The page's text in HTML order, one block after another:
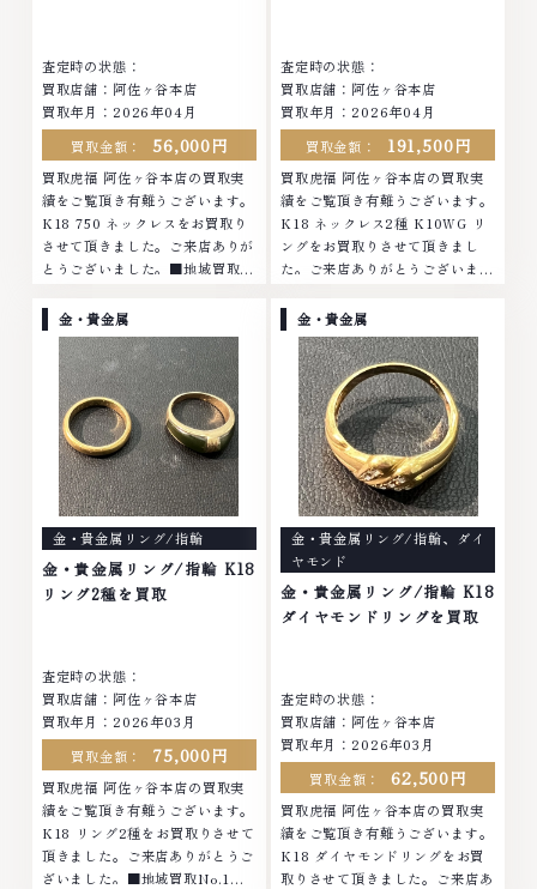
査定時の状態：
買取店舗：阿佐ヶ谷本店
買取年月： 2026年04月
買取金額：
56,000円
買取虎福 阿佐ヶ谷本店の買取実
績をご覧頂き有難うございます。
K18 750 ネックレスをお買取り
させて頂きました。ご来店ありが
とうございました。■地域買取
ンド ブランド品 ブランド衣類 お
酒買取りのことなら、お任せくだ
さいなかでも金...
査定時の状態：
買取店舗：阿佐ヶ谷本店
買取年月： 2026年04月
買取金額：
191,500円
買取虎福 阿佐ヶ谷本店の買取実
績をご覧頂き有難うございます。
K18 ネックレス2種 K10WG リ
ングをお買取りさせて頂きまし
た。ご来店ありがとうございまし
ラチナ ダイヤモンド ブランド品
ブランド衣類 お酒買取りのこと
なら、お任せくださ...
金・貴金属
金・貴金属リング/指輪
金・貴金属リング/指輪 K18
リング2種を買取
査定時の状態：
買取店舗：阿佐ヶ谷本店
買取年月： 2026年03月
買取金額：
75,000円
買取虎福 阿佐ヶ谷本店の買取実
績をご覧頂き有難うございます。
K18 リング2種をお買取りさせて
頂きました。ご来店ありがとうご
ざいました。■地域買取No.1へ
金・貴金属
金・貴金属リング/指輪、
ダイ
ヤモンド
金・貴金属リング/指輪 K18
ダイヤモンドリングを買取
査定時の状態：
買取店舗：阿佐ヶ谷本店
買取年月： 2026年03月
買取金額：
62,500円
買取虎福 阿佐ヶ谷本店の買取実
績をご覧頂き有難うございます。
K18 ダイヤモンドリングをお買
取りさせて頂きました。ご来店あ